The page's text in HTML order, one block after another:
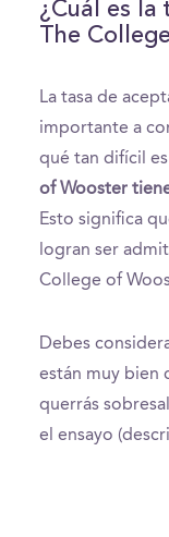
¿Cuál es la
The
La tasa de
importante a
qué tan difícil
of Wooster
Esto significa
logran ser
College of
Debes
están muy bien
querrás
el ensayo